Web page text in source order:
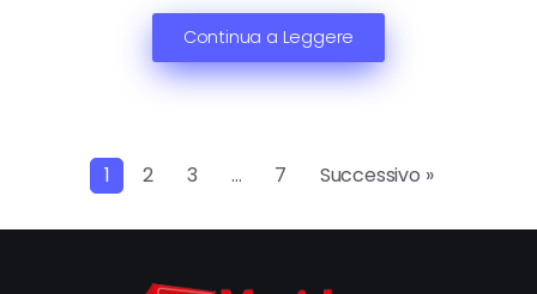
Continua a Leggere
1 2 3 … 7 Successivo »